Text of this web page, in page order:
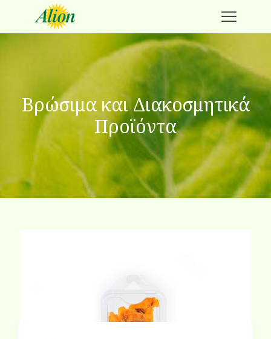
Βρώσιμα και Διακοσμητικά
Προϊόντα